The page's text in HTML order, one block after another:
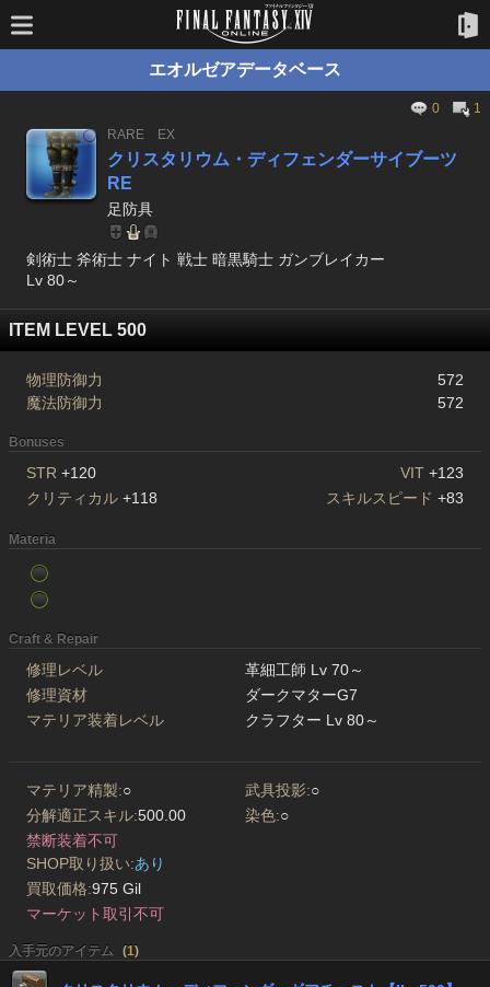
エオルゼアデータベース
0
1
RARE
EX
クリスタリウム・ディフェンダーサイブーツ
RE
足防具
剣術士 斧術士 ナイト 戦士 暗黒騎士 ガンブレイカー
Lv 80～
ITEM LEVEL 500
物理防御力
572
魔法防御力
572
Bonuses
STR +120 VIT +123
クリティカル +118 スキルスピード +83
Materia
Craft & Repair
修理レベル
革細工師 Lv 70～
修理資材
ダークマターG7
マテリア装着レベル
クラフター Lv 80～
マテリア精製:○ 武具投影:○
分解適正スキル:500.00 染色:○
禁断装着不可
SHOP取り扱い:あり
買取価格:975 Gil
マーケット取引不可
入手元のアイテム (1)